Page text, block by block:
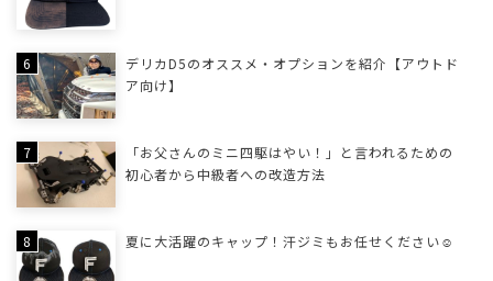
デリカD5のオススメ・オプションを紹介【アウトド
ア向け】
「お父さんのミニ四駆はやい！」と言われるための
初心者から中級者への改造方法
夏に大活躍のキャップ！汗ジミもお任せください☺